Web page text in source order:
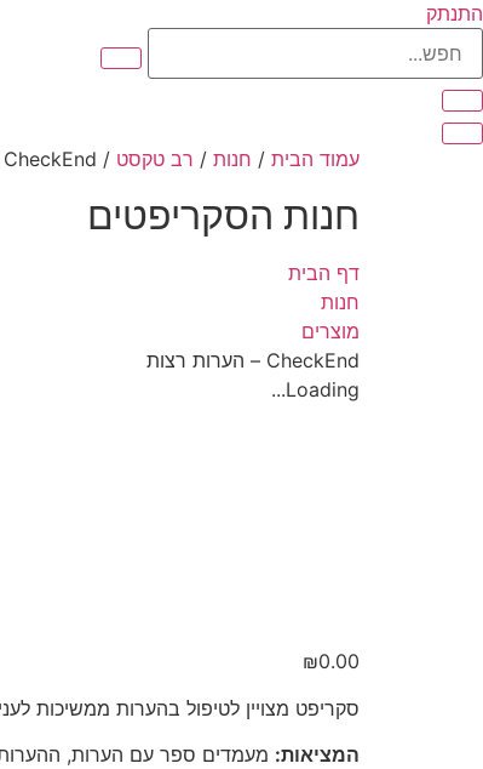
התנתק
חפש...
עמוד הבית / חנות / רב טקסט / CheckEnd – הערות רצות
חנות הסקריפטים
דף הבית
חנות
מוצרים
CheckEnd – הערות רצות
Loading...
₪0.00
סקריפט מצויין לטיפול בהערות ממשיכות
המציאות: מעמדים ספר עם הערות, ההערות